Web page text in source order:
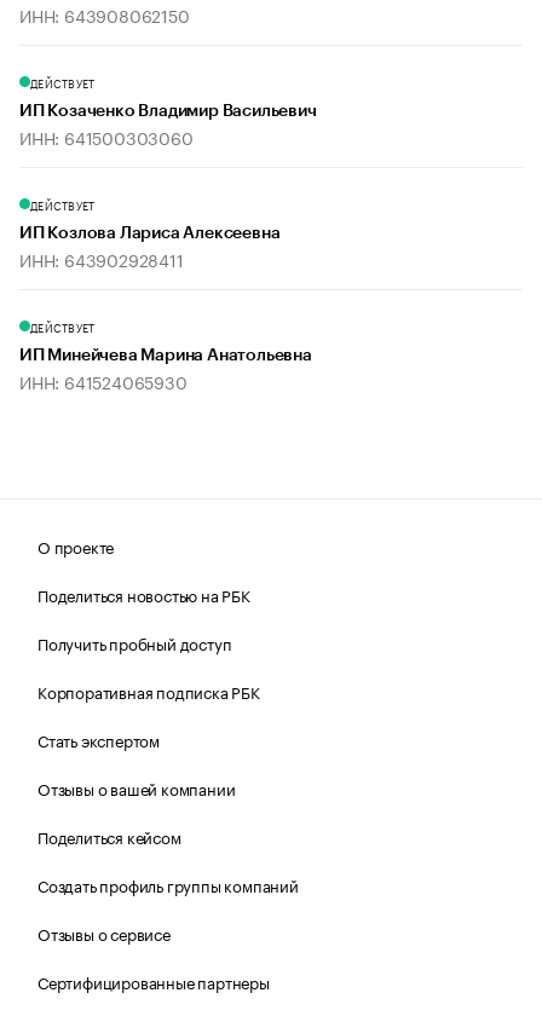
ИНН: 643908062150
ДЕЙСТВУЕТ
ИП Козаченко Владимир Васильевич
ИНН: 641500303060
ДЕЙСТВУЕТ
ИП Козлова Лариса Алексеевна
ИНН: 643902928411
ДЕЙСТВУЕТ
ИП Минейчева Марина Анатольевна
ИНН: 641524065930
О проекте
Поделиться новостью на РБК
Получить пробный доступ
Корпоративная подписка РБК
Стать экспертом
Отзывы о вашей компании
Поделиться кейсом
Создать профиль группы компаний
Отзывы о сервисе
Сертифицированные партнеры